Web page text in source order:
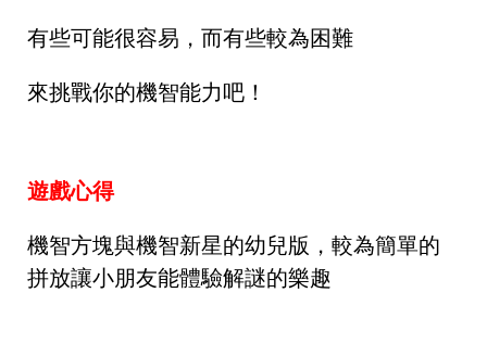
有些可能很容易，而有些較為困難
來挑戰你的機智能力吧！
遊戲心得
機智方塊與機智新星的幼兒版，較為簡單的
拼放讓小朋友能體驗解謎的樂趣